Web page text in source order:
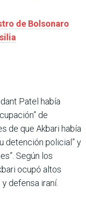
de Bolsonaro
Patel había
de
de que Akbari había
detención policial” y
Según los
ocupó altos
defensa iraní.